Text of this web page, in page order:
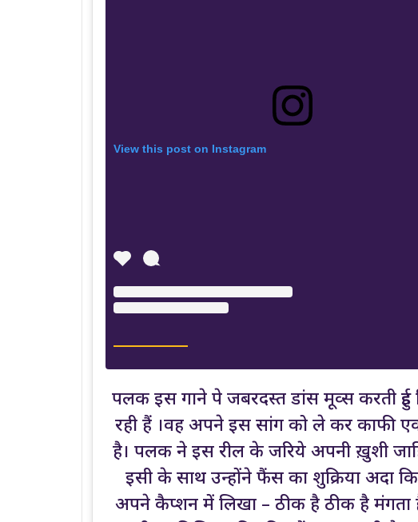
View this post on Instagram
पलक इस गाने पे जबरदस्त डांस मूव्स करती हुई
रही हैं ।वह अपने इस सांग को ले कर काफी
है। पलक ने इस रील के जरिये अपनी ख़ुशी
इसी के साथ उन्होंने फैंस का शुक्रिया अदा
अपने कैप्शन में लिखा – ठीक है ठीक है मंगता